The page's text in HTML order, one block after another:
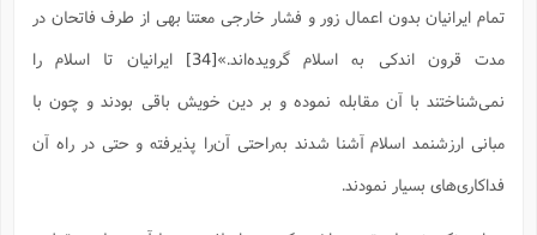
تمام ایرانیان بدون اعمال زور و فشار خارجی معتنا بهی از طرف فاتحان در
مدت قرون اندکی به اسلام گرویده‌اند.»[34]
ایرانیان تا اسلام را
نمی‌شناختند با آن مقابله نموده و بر دین خویش باقی بودند و چون با
مبانی ارزشنمد اسلام آشنا شدند به‌راحتی آن‌را پذیرفته و حتی در راه آن
فداکاری‌های بسیار نمودند.